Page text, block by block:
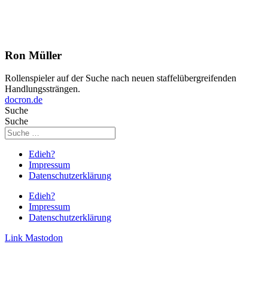
Ron Müller
Rollenspieler auf der Suche nach neuen staffelübergreifenden
Handlungssträngen.
docron.de
Suche
Suche
Edieh?
Impressum
Datenschutzerklärung
Edieh?
Impressum
Datenschutzerklärung
Link Mastodon